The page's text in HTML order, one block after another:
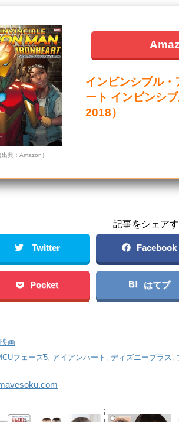
出典：Amazon）
インビンシブル
ート インビンシ
2018）
記事をシェア
Twitter Facebook
Pocket B! はてブ
映画
フェーズ5 アイアンハート ,ディズニープラス